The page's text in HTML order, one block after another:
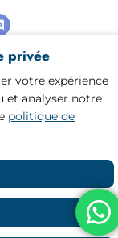
de
que le
IA chez
privée
votre expérience
et analyser notre
politique de